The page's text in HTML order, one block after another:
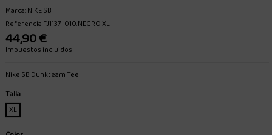
Marca:NIKE SB
ReferenciaFJ1137-010.NEGRO.XL
44,90 €
Impuestos incluidos
Nike SB Dunkteam Tee
Talla
XL